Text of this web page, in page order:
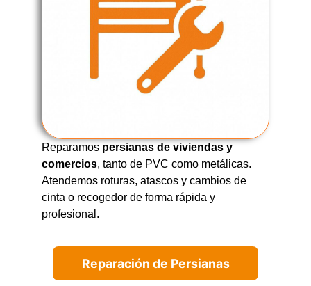
Reparamos persianas de viviendas y
comercios, tanto de PVC como metálicas.
Atendemos roturas, atascos y cambios de
cinta o recogedor de forma rápida y
profesional.
Reparación de Persianas